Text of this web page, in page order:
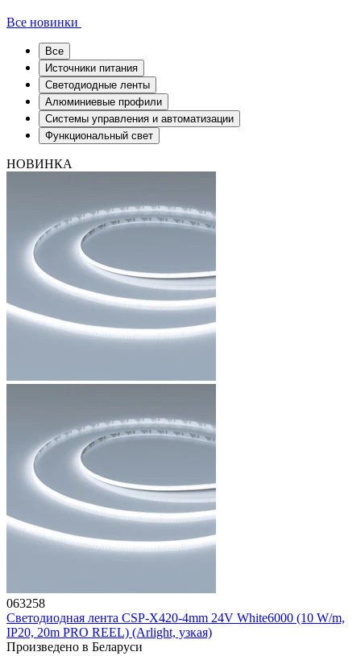
Все новинки
Все
Источники питания
Светодиодные ленты
Алюминиевые профили
Системы управления и автоматизации
Функциональный свет
НОВИНКА
063258
Светодиодная лента CSP-X420-4mm 24V White6000 (10 W/m,
IP20, 20m PRO REEL) (Arlight, узкая)
Произведено в Беларуси